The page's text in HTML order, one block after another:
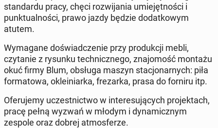
standardu pracy, chęci rozwijania umiejętności i
punktualności, prawo jazdy będzie dodatkowym
atutem.
Wymagane doświadczenie przy produkcji mebli,
czytanie z rysunku technicznego, znajomość montażu
okuć firmy Blum, obsługa maszyn stacjonarnych: piła
formatowa, okleiniarka, frezarka, prasa do forniru itp.
Oferujemy uczestnictwo w interesujących projektach,
pracę pełną wyzwań w młodym i dynamicznym
zespole oraz dobrej atmosferze.